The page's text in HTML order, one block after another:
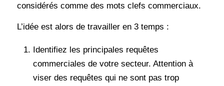
considérés comme des mots clefs commerciaux.
L’idée est alors de travailler en 3 temps :
Identifiez les principales requêtes
commerciales de votre secteur. Attention à
viser des requêtes qui ne sont pas trop